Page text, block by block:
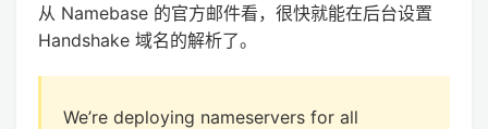
从 Namebase 的官方邮件看，很快就能在后台设置
Handshake 域名的解析了。
We’re deploying nameservers for all